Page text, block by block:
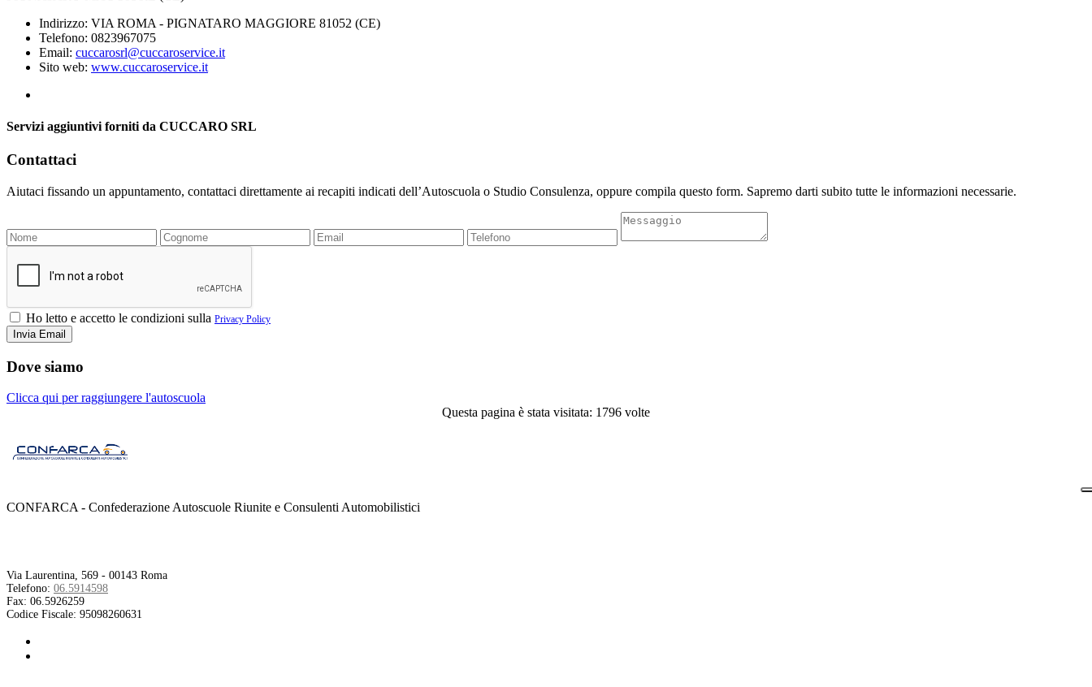
Indirizzo: VIA ROMA - PIGNATARO MAGGIORE 81052 (CE)
Telefono: 0823967075
Email: cuccarosrl@cuccaroservice.it
Sito web: www.cuccaroservice.it
Servizi aggiuntivi forniti da CUCCARO SRL
Contattaci
Aiutaci fissando un appuntamento, contattaci direttamente ai recapiti indicati dell’Autoscuola o Studio Consulenza, oppure compila questo form. Sapremo darti subito tutte le informazioni necessarie.
Ho letto e accetto le condizioni sulla Privacy Policy
Dove siamo
Clicca qui per raggiungere l'autoscuola
Questa pagina è stata visitata: 1796 volte
CONFARCA - Confederazione Autoscuole Riunite e Consulenti Automobilistici
Via Laurentina, 569 - 00143 Roma
Telefono: 06.5914598
Fax: 06.5926259
Codice Fiscale: 95098260631